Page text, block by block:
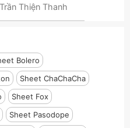
Trần Thiện Thanh
Bolero
Sheet ChaChaCha
Sheet Fox
Sheet Pasodope